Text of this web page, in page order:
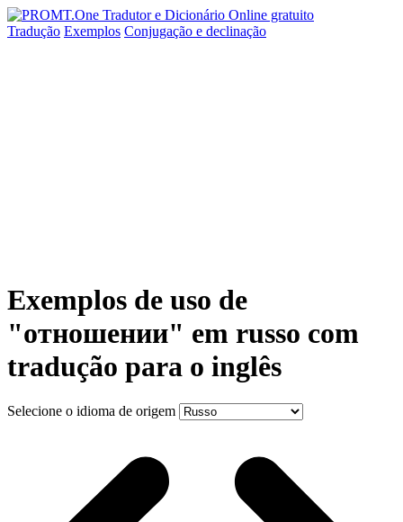
Tradução Exemplos Conjugação e declinação
Exemplos de uso de
"отношении" em russo com
tradução para o inglês
Selecione o idioma de origem